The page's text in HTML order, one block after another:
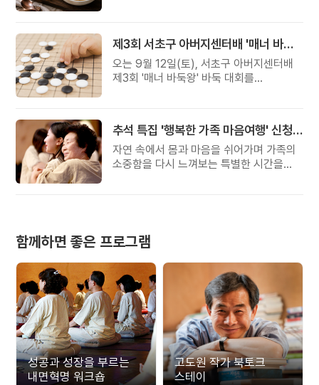
제3회 서초구 아버지센터배 '매너 바둑왕' 대회
오는 9월 12일(토), 서초구 아버지센터배
제3회 '매너 바둑왕' 바둑 대회를
추석 특집 '행복한 가족 마음여행' 신청 안내
자연 속에서 몸과 마음을 쉬어가며 가족의
소중함을 다시 느껴보는 특별한 시간을
함께하면 좋은 프로그램
성공과 성장을 부르는
내면혁명 워크숍
고도원 작가 북토크
스테이